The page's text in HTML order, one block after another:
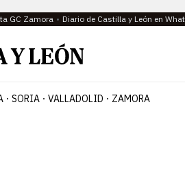
GC Zamora Diario de Castilla y León en
SORIA VALLADOLID ZAMORA